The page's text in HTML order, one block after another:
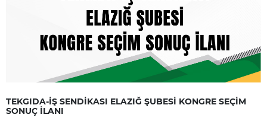
TEKGIDA-İŞ SENDİKASI ELAZIĞ ŞUBESİ KONGRE SEÇİM
SONUÇ İLANI